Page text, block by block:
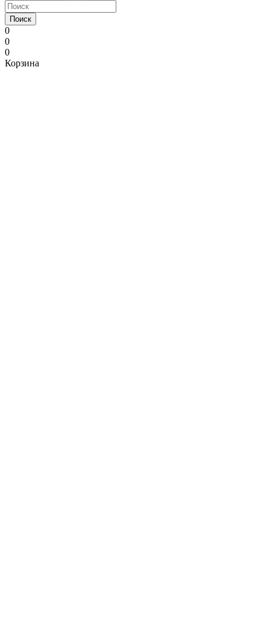
Поиск
0
0
0
Корзина